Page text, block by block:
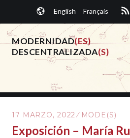
contenido.
English Français
MODERNIDAD(ES)
DESCENTRALIZADA(S)
17 MARZO, 2022 MODE(S)
Exposición – María